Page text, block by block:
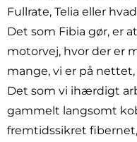
Fullrate, Telia eller
Det som Fibia gør, er
motorvej, hvor der er
mange, vi er på
Det som vi ihærdigt
gammelt langsomt
fremtidssikret